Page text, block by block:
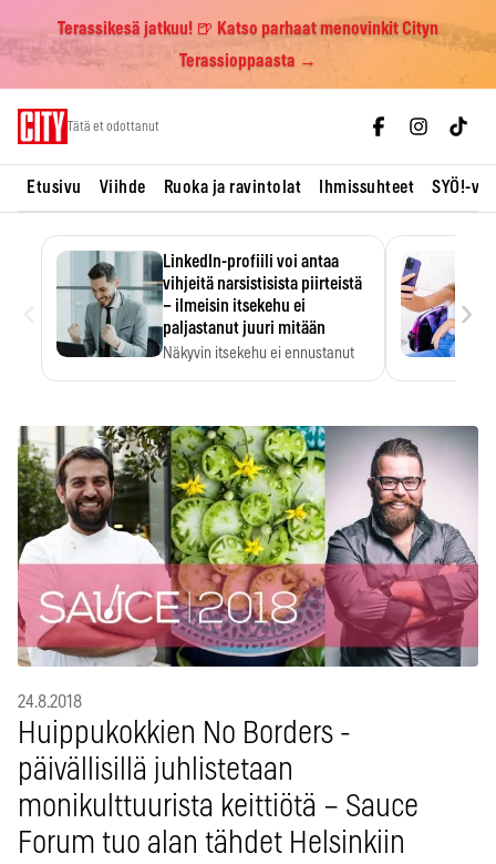
Terassikesä jatkuu! 🍺 Katso parhaat menovinkit Cityn
Terassioppaasta →
Tätä et odottanut
Etusivu Viihde Ruoka ja ravintolat Ihmissuhteet SYÖ!-
LinkedIn-profiili voi antaa
vihjeitä narsistisista piirteistä
– ilmeisin itsekehu ei
paljastanut juuri mitään
Näkyvin itsekehu ei ennustanut
›
24.8.2018
Huippukokkien No Borders -
päivällisillä juhlistetaan
monikulttuurista keittiötä – Sauce
Forum tuo alan tähdet Helsinkiin